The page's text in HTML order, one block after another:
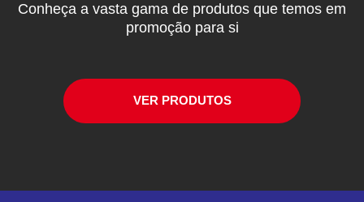
Conheça a vasta gama de produtos que temos em
promoção para si
VER PRODUTOS